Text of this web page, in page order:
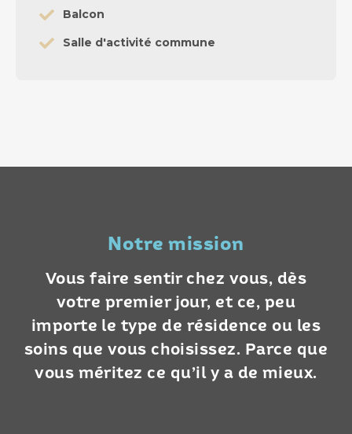
Balcon
Salle d'activité commune
Notre mission
Vous faire sentir chez vous, dès
votre premier jour, et ce, peu
importe le type de résidence ou les
soins que vous choisissez. Parce que
vous méritez ce qu’il y a de mieux.